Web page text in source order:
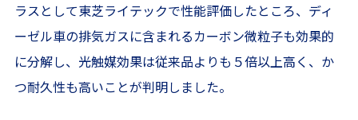
ラスとして東芝ライテックで性能評価したところ、ディ
ーゼル車の排気ガスに含まれるカーボン微粒子も効果的
に分解し、光触媒効果は従来品よりも５倍以上高く、か
つ耐久性も高いことが判明しました。